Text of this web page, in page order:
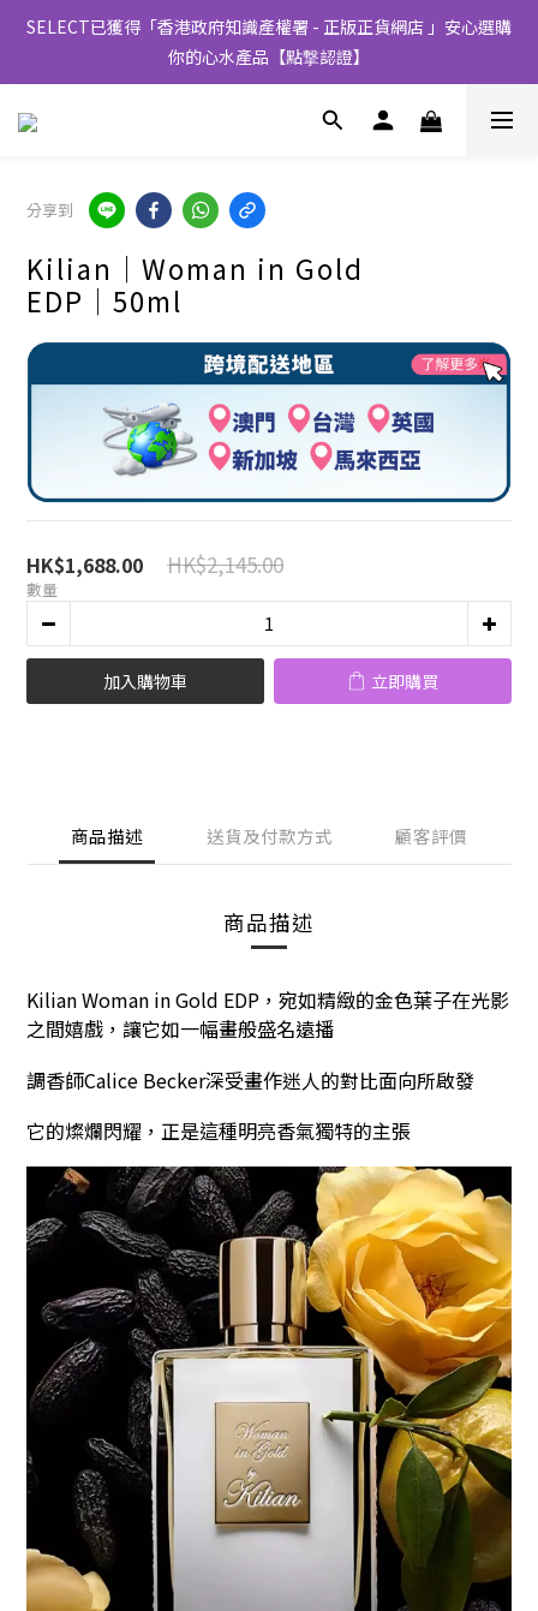
SELECT已獲得「香港政府知識產權署 - 正版正貨網店 」安心選購
你的心水產品【點撃認證】
分享到
Kilian│Woman in Gold
EDP│50ml
HK$1,688.00 HK$2,145.00
數量
加入購物車 立即購買
商品描述 送貨及付款方式 顧客評價
商品描述
Kilian Woman in Gold EDP，宛如精緻的金色葉子在光影
之間嬉戲，讓它如一幅畫般盛名遠播
調香師Calice Becker深受畫作迷人的對比面向所啟發
它的燦爛閃耀，正是這種明亮香氣獨特的主張